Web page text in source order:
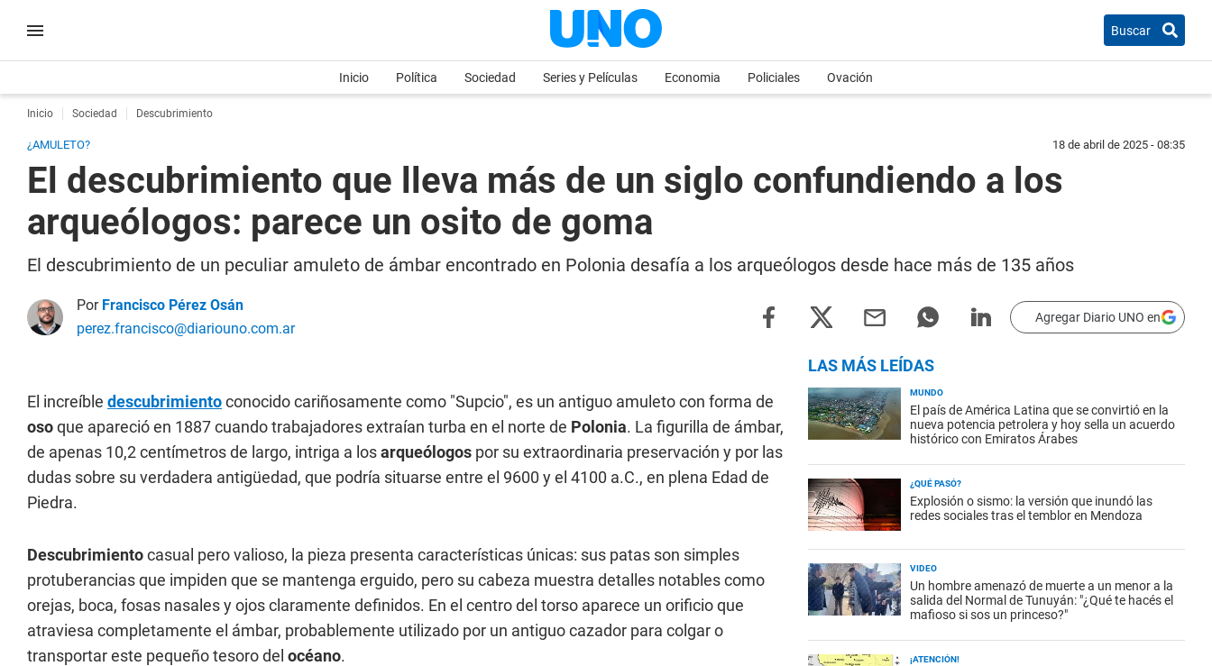
Buscar
Inicio Política Sociedad Series y Películas Economia Policiales Ovación
Inicio Sociedad Descubrimiento
¿AMULETO? 18 de abril de 2025 - 08:35
El descubrimiento que lleva más de un siglo confundiendo a los
arqueólogos: parece un osito de goma
El descubrimiento de un peculiar amuleto de ámbar encontrado en Polonia desafía a los arqueólogos desde hace más de 135 años
Por Francisco Pérez Osán
perez.francisco@diariouno.com.ar
Agregar Diario UNO en
El increíble descubrimientoconocido cariñosamente como "Supcio", es un antiguo amuleto con forma de
osoque apareció en 1887 cuando trabajadores extraían turba en el norte de Polonia. La figurilla de ámbar,
de apenas 10,2 centímetros de largo, intriga a losarqueólogos por su extraordinaria preservación y por las
dudas sobre su verdadera antigüedad, que podría situarse entre el 9600 y el 4100 a.C., en plena Edad de
Piedra.
Descubrimientocasual pero valioso, la pieza presenta características únicas: sus patas son simples
protuberancias que impiden que se mantenga erguido, pero su cabeza muestra detalles notables como
orejas, boca, fosas nasales y ojos claramente definidos. En el centro del torso aparece un orificio que
atraviesa completamente el ámbar, probablemente utilizado por un antiguo cazador para colgar o
transportar este pequeño tesoro del océano.
LAS MÁS LEÍDAS
MUNDO
El país de América Latina que se convirtió en la
nueva potencia petrolera y hoy sella un acuerdo
histórico con Emiratos Árabes
¿QUÉ PASÓ?
Explosión o sismo: la versión que inundó las
redes sociales tras el temblor en Mendoza
VIDEO
Un hombre amenazó de muerte a un menor a la
salida del Normal de Tunuyán: "¿Qué te hacés el
mafioso si sos un princeso?"
¡ATENCIÓN!